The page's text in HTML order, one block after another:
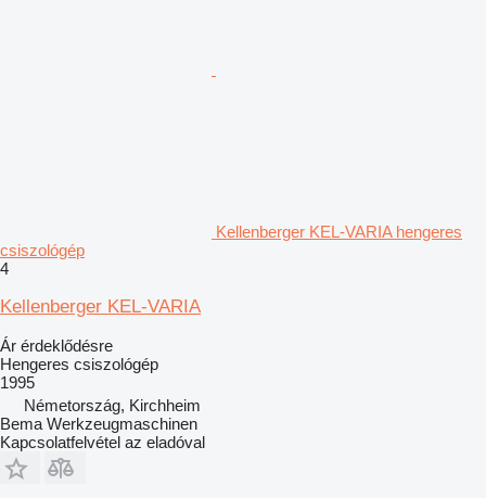
Kellenberger KEL-VARIA hengeres
csiszológép
4
Kellenberger KEL-VARIA
Ár érdeklődésre
Hengeres csiszológép
1995
Németország, Kirchheim
Bema Werkzeugmaschinen
Kapcsolatfelvétel az eladóval